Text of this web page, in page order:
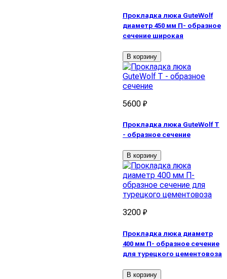
Прокладка люка GuteWolf
диаметр 450 мм П- образное
сечение широкая
В корзину
5600 ₽
Прокладка люка GuteWolf Т
- образное сечение
В корзину
3200 ₽
Прокладка люка диаметр
400 мм П- образное сечение
для турецкого цементовоза
В корзину